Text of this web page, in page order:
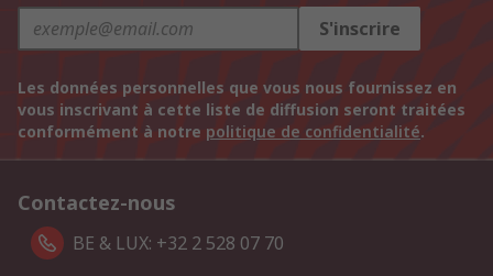
S'inscrire
Les données personnelles que vous nous fournissez en
vous inscrivant à cette liste de diffusion seront traitées
conformément à notre politique de confidentialité.
Contactez-nous
BE & LUX: +32 2 528 07 70